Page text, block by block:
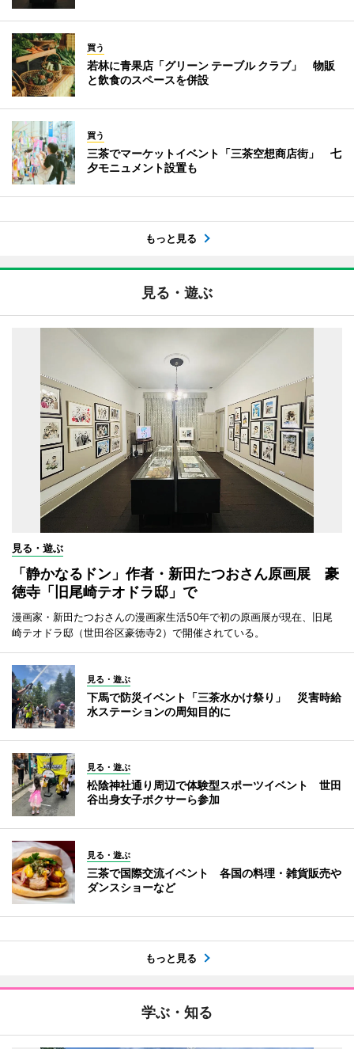
買う
若林に青果店「グリーン テーブル クラブ」 物販
と飲食のスペースを併設
買う
三茶でマーケットイベント「三茶空想商店街」 七
夕モニュメント設置も
もっと見る
見る・遊ぶ
見る・遊ぶ
「静かなるドン」作者・新田たつおさん原画展 豪
徳寺「旧尾崎テオドラ邸」で
漫画家・新田たつおさんの漫画家生活50年で初の原画展が現在、旧尾
崎テオドラ邸（世田谷区豪徳寺2）で開催されている。
見る・遊ぶ
下馬で防災イベント「三茶水かけ祭り」 災害時給
水ステーションの周知目的に
見る・遊ぶ
松陰神社通り周辺で体験型スポーツイベント 世田
谷出身女子ボクサーら参加
見る・遊ぶ
三茶で国際交流イベント 各国の料理・雑貨販売や
ダンスショーなど
もっと見る
学ぶ・知る